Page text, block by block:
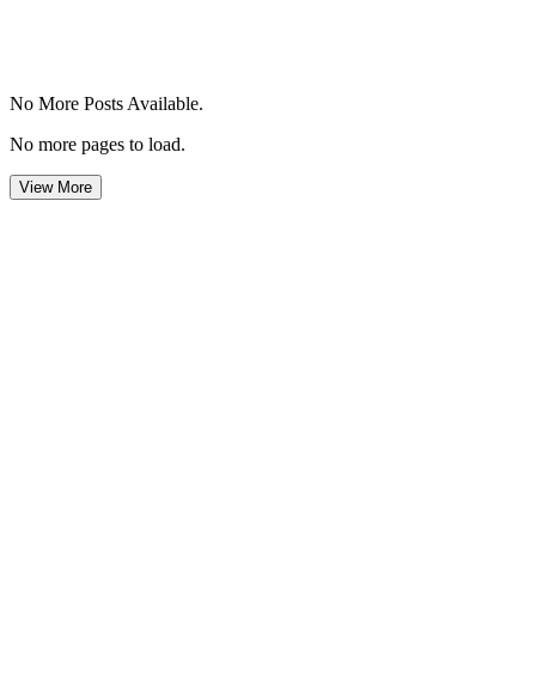
No More Posts Available.
No more pages to load.
View More